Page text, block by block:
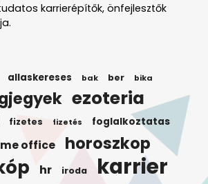
karrierépítők, önfejlesztők
allaskereses bak ber bika
ezoteria
fizetes fizetés foglalkoztatas
office horoszkop
hr iroda karrier